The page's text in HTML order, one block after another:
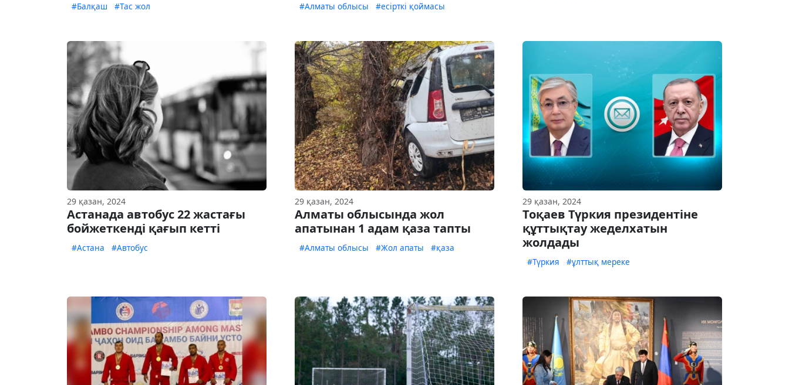
#Балқаш #Тас жол #Алматы облысы #есірткі қоймасы
29 қазан, 2024
Астанада автобус 22 жастағы
бойжеткенді қағып кетті
#Астана #Автобус
29 қазан, 2024
Алматы облысында жол
апатынан 1 адам қаза тапты
#Алматы облысы #Жол апаты #қаза
29 қазан, 2024
Тоқаев Түркия президентіне
құттықтау жеделхатын
жолдады
#Түркия #ұлттық мереке